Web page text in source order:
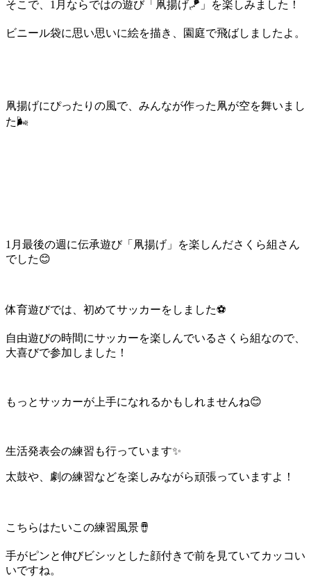
そこで、1月ならではの遊び「凧揚げ🪁」を楽しみました！
ビニール袋に思い思いに絵を描き、園庭で飛ばしましたよ。
凧揚げにぴったりの風で、みんなが作った凧が空を舞いまし
た🌬
1月最後の週に伝承遊び「凧揚げ」を楽しんださくら組さん
でした😊
体育遊びでは、初めてサッカーをしました⚽️
自由遊びの時間にサッカーを楽しんでいるさくら組なので、
大喜びで参加しました！
もっとサッカーが上手になれるかもしれませんね😊
生活発表会の練習も行っています✨
太鼓や、劇の練習などを楽しみながら頑張っていますよ！
こちらはたいこの練習風景🪘
手がピンと伸びビシッとした顔付きで前を見ていてカッコい
いですね。